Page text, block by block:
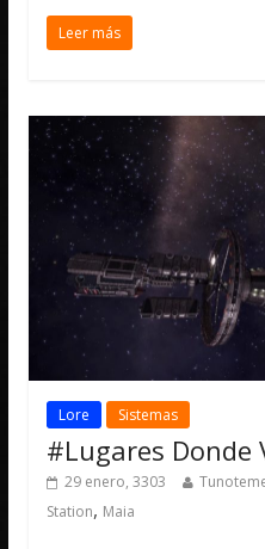
Leer más
Lore Sistemas
#Lugares Donde
29 enero, 3303
Station, Maia